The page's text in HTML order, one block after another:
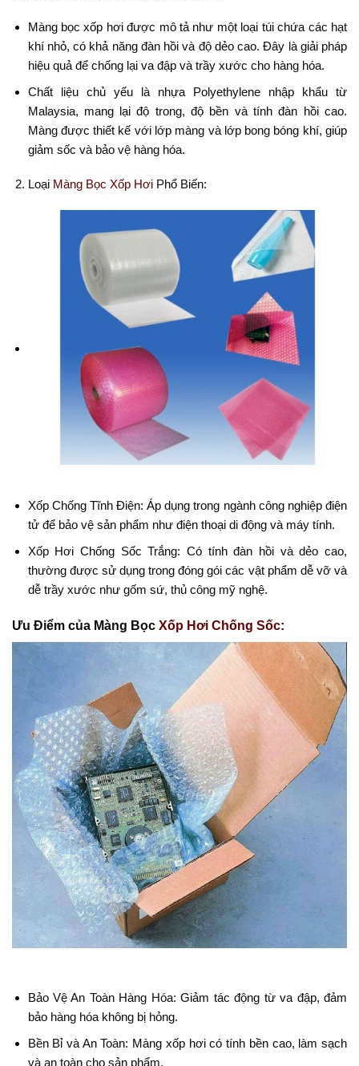
Màng bọc xốp hơi được mô tả như một loại túi chứa các hạt
khí nhỏ, có khả năng đàn hồi và độ dẻo cao. Đây là giải pháp
hiệu quả để chống lại va đập và trầy xước cho hàng hóa.
Chất liệu chủ yếu là nhựa Polyethylene nhập khẩu từ
Malaysia, mang lại độ trong, độ bền và tính đàn hồi cao.
Màng được thiết kế với lớp màng và lớp bong bóng khí, giúp
giảm sốc và bảo vệ hàng hóa.
Loại Màng Bọc Xốp HơiPhổ Biến:
Xốp Chống Tĩnh Điện: Áp dụng trong ngành công nghiệp điện
tử để bảo vệ sản phẩm như điện thoại di động và máy tính.
Xốp Hơi Chống Sốc Trắng: Có tính đàn hồi và dẻo cao,
thường được sử dụng trong đóng gói các vật phẩm dễ vỡ và
dễ trầy xước như gốm sứ, thủ công mỹ nghệ.
Ưu Điểm của Màng Bọc Xốp Hơi Chống Sốc:
Bảo Vệ An Toàn Hàng Hóa: Giảm tác động từ va đập, đảm
bảo hàng hóa không bị hỏng.
Bền Bỉ và An Toàn: Màng xốp hơi có tính bền cao, làm sạch
và an toàn cho sản phẩm.